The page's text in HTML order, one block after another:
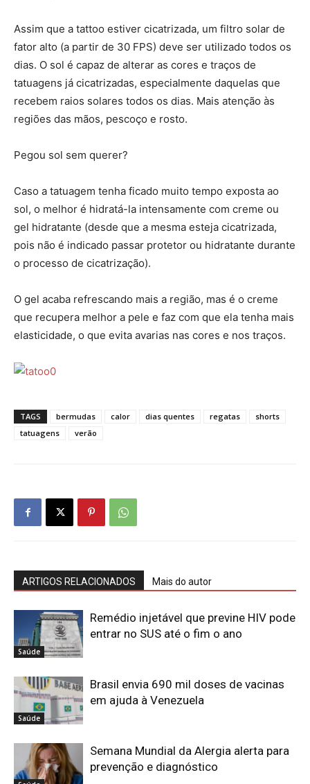
Assim que a tattoo estiver cicatrizada, um filtro solar de
fator alto (a partir de 30 FPS) deve ser utilizado todos os
dias. O sol é capaz de alterar as cores e traços de
tatuagens já cicatrizadas, especialmente daquelas que
recebem raios solares todos os dias. Mais atenção às
regiões das mãos, pescoço e rosto.
Pegou sol sem querer?
Caso a tatuagem tenha ficado muito tempo exposta ao
sol, o melhor é hidratá-la intensamente com creme ou
gel hidratante (desde que a mesma esteja cicatrizada,
pois não é indicado passar protetor ou hidratante durante
o processo de cicatrização).
O gel acaba refrescando mais a região, mas é o creme
que recupera melhor a pele e faz com que ela tenha mais
elasticidade, o que evita avarias nas cores e nos traços.
TAGS bermudas calor dias quentes regatas
shorts
tatuagens
verão
ARTIGOS RELACIONADOS Mais do autor
Saúde
Remédio injetável que previne HIV pode
entrar no SUS até o fim o ano
Saúde
Brasil envia 690 mil doses de vacinas
em ajuda à Venezuela
Semana Mundial da Alergia alerta para
prevenção e diagnóstico